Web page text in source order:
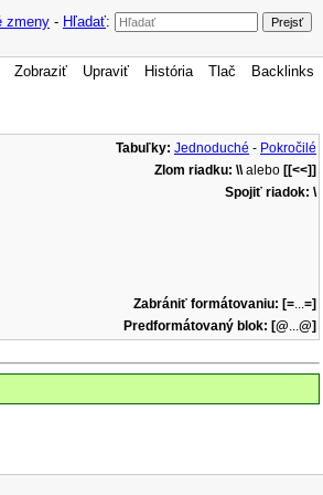
zmeny- Hľadať:
Zobraziť Upraviť História Tlač Backlinks
Tabuľky: Jednoduché - Pokročilé
Zlom riadku: \\alebo [[<<]]
Spojiť riadok: \
Zabrániť formátovaniu: [=...=]
Predformátovaný blok: [@...@]